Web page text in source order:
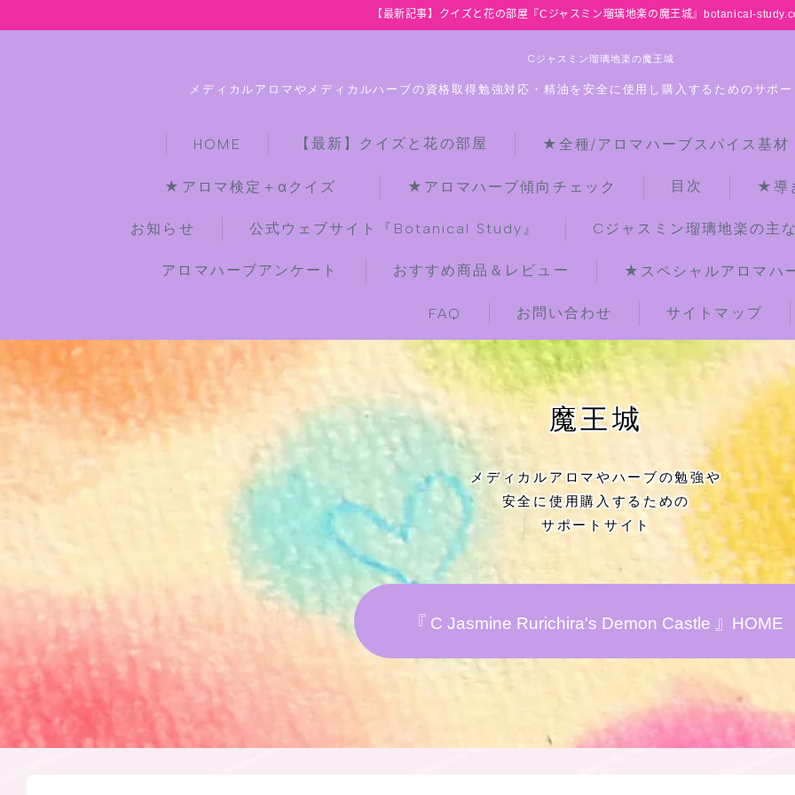
【最新記事】クイズと花の部屋『Cジャスミン瑠璃地楽の魔王城』botanical-
Cジャスミン瑠璃地楽の魔王城
メディカルアロマやメディカルハーブの資格取得勉強対応・精油を安全に使用し購入するためのサポ
HOME 【最新】クイズと花の部屋 ★全種/アロマハーブスパイス基
★アロマ検定＋αクイズ ★アロマハーブ傾向チェック 目次 ★導
お知らせ 公式ウェブサイト『Botanical Study』 Cジャスミン瑠璃地楽の主
アロマハーブアンケート おすすめ商品＆レビュー ★スペシャルアロマハ
FAQ お問い合わせ サイトマップ
【最新】クイズと花の部屋
★全種/アロマハーブスパイス基材 プ
★アロマ検定＋αクイズ
★アロマハーブ傾向チェック
★導きの階層図/目次
お知らせ
公式ウェブサイト『Botanical Study』
Cジャスミン瑠璃地楽の主な活動先リン
魔王城
メディカルアロマやハーブの勉強や
安全に使用購入するための
サポートサイト
『 C Jasmine Rurichira's Demon Castle 』HOME